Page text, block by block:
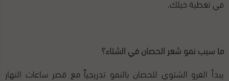
في تغطية خيلك.
ما سبب نمو شعر الحصان في الشتاء؟
يبدأ الفرو الشتوي للحصان بالنمو تدريجياً مع قصر ساعات النهار